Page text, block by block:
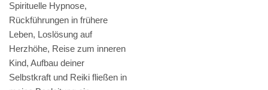
Spirituelle Hypnose,
Rückführungen in frühere
Leben, Loslösung auf
Herzhöhe, Reise zum inneren
Kind, Aufbau deiner
Selbstkraft und Reiki fließen in